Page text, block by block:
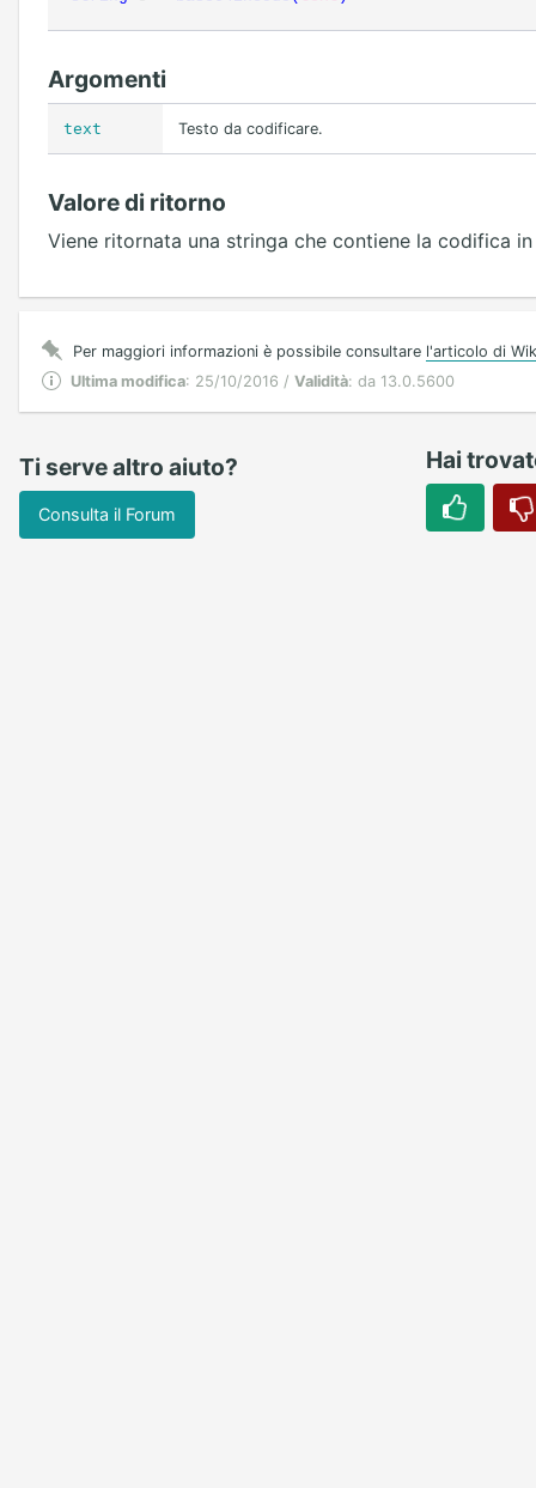
Argomenti
text Testo da codificare.
Valore di ritorno
Viene ritornata una stringa che contiene la codifica
Per maggiori informazioni è possibile consultare l'articolo di
Ultima modifica: 25/10/2016 /Validità: da 13.0.5600
Hai
Ti serve altro aiuto?
Consulta il Forum